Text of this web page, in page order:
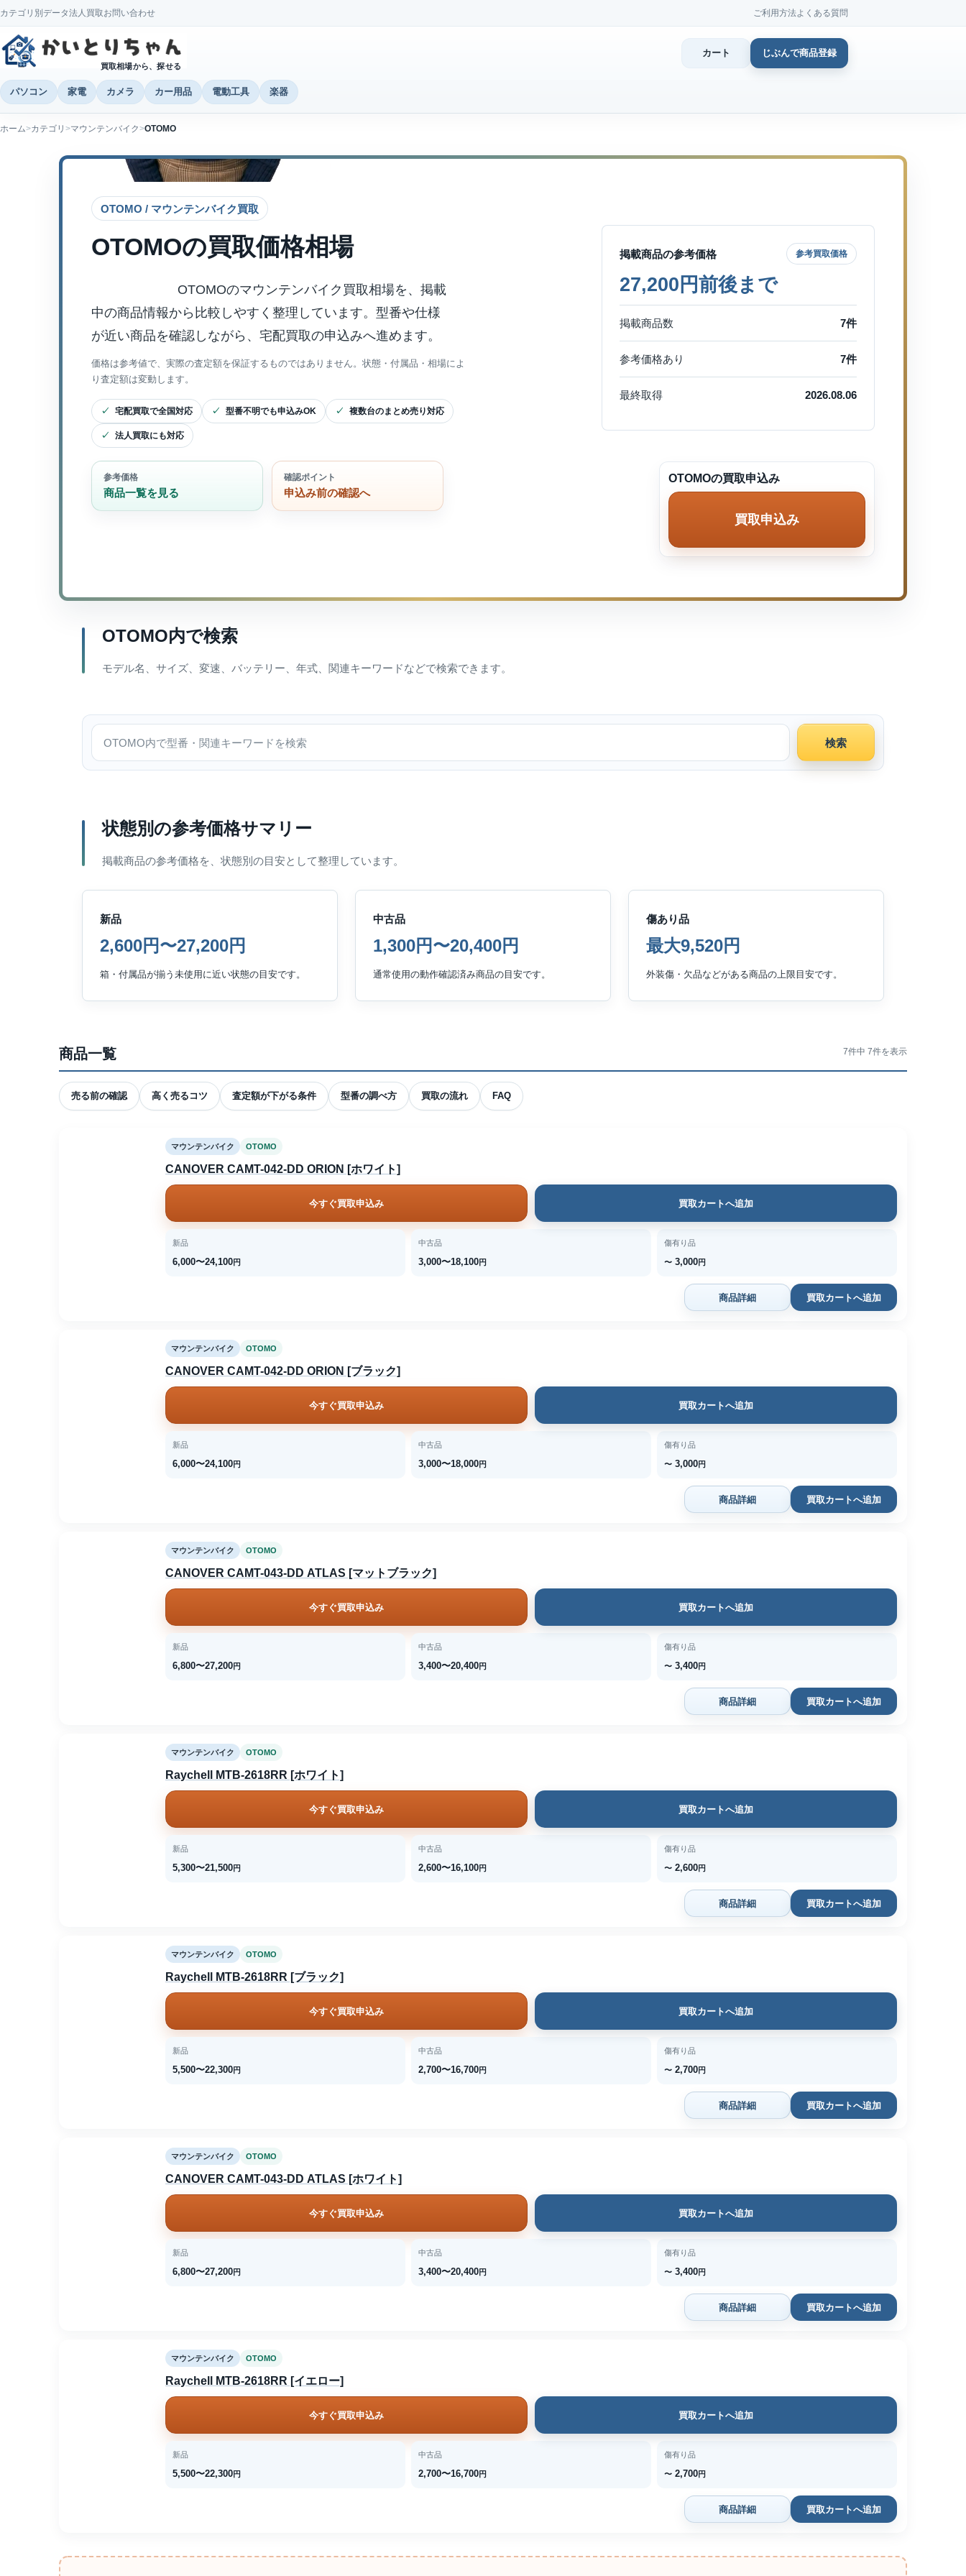
カテゴリ別データ法人買取お問い合わせ ご利用方法よくある質問
買取相場から、探せる
カート じぶんで商品登録
パソコン 家電 カメラ カー用品 電動工具 楽器
ホーム カテゴリ マウンテンバイク OTOMO
OTOMO / マウンテンバイク買取
OTOMOの買取価格相場 掲載商品の参考価格 参考買取価格
27,200円前後まで
掲載商品数 7件
参考価格あり 7件
最終取得 2026.08.06
OTOMOのマウンテンバイク買取相場を、掲載
中の商品情報から比較しやすく整理しています。型番や仕様
が近い商品を確認しながら、宅配買取の申込みへ進めます。
価格は参考値で、実際の査定額を保証するものではありません。状態・付属品・相場によ
り査定額は変動します。
宅配買取で全国対応 型番不明でも申込みOK 複数台のまとめ売り対応
法人買取にも対応
参考価格
商品一覧を見る
確認ポイント
申込み前の確認へ
OTOMOの買取申込み
買取申込み
OTOMO内で検索
モデル名、サイズ、変速、バッテリー、年式、関連キーワードなどで検索できます。
OTOMO内で検索
検索
状態別の参考価格サマリー
掲載商品の参考価格を、状態別の目安として整理しています。
新品
2,600円〜27,200円
箱・付属品が揃う未使用に近い状態の目安です。
中古品
1,300円〜20,400円
通常使用の動作確認済み商品の目安です。
傷あり品
最大9,520円
外装傷・欠品などがある商品の上限目安です。
商品一覧 7件中 7件を表示
売る前の確認 高く売るコツ 査定額が下がる条件 型番の調べ方 買取の流れ FAQ
マウンテンバイク OTOMO
CANOVER CAMT-042-DD ORION [ホワイト]
今すぐ買取申込み 買取カートへ追加
新品
6,000〜24,100円
中古品
3,000〜18,100円
傷有り品
〜 3,000円
商品詳細 買取カートへ追加
マウンテンバイク OTOMO
CANOVER CAMT-042-DD ORION [ブラック]
今すぐ買取申込み 買取カートへ追加
新品
6,000〜24,100円
中古品
3,000〜18,000円
傷有り品
〜 3,000円
商品詳細 買取カートへ追加
マウンテンバイク OTOMO
CANOVER CAMT-043-DD ATLAS [マットブラック]
今すぐ買取申込み 買取カートへ追加
新品
6,800〜27,200円
中古品
3,400〜20,400円
傷有り品
〜 3,400円
商品詳細 買取カートへ追加
マウンテンバイク OTOMO
Raychell MTB-2618RR [ホワイト]
今すぐ買取申込み 買取カートへ追加
新品
5,300〜21,500円
中古品
2,600〜16,100円
傷有り品
〜 2,600円
商品詳細 買取カートへ追加
マウンテンバイク OTOMO
Raychell MTB-2618RR [ブラック]
今すぐ買取申込み 買取カートへ追加
新品
5,500〜22,300円
中古品
2,700〜16,700円
傷有り品
〜 2,700円
商品詳細 買取カートへ追加
マウンテンバイク OTOMO
CANOVER CAMT-043-DD ATLAS [ホワイト]
今すぐ買取申込み 買取カートへ追加
新品
6,800〜27,200円
中古品
3,400〜20,400円
傷有り品
〜 3,400円
商品詳細 買取カートへ追加
マウンテンバイク OTOMO
Raychell MTB-2618RR [イエロー]
今すぐ買取申込み 買取カートへ追加
新品
5,500〜22,300円
中古品
2,700〜16,700円
傷有り品
〜 2,700円
商品詳細 買取カートへ追加